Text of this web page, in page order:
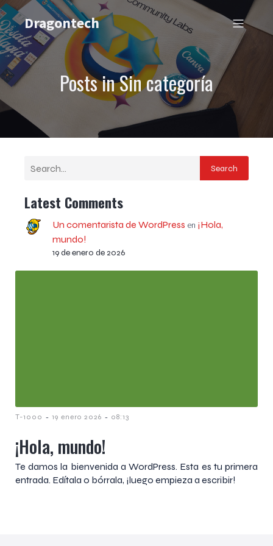
Dragontech
Posts in Sin categoría
Search
Latest Comments
Un comentarista de WordPress en ¡Hola,
mundo!
19 de enero de 2026
T-1000 - 19 enero 2026 - 08:13
¡Hola, mundo!
Te damos la bienvenida a WordPress. Esta es tu primera
entrada. Edítala o bórrala, ¡luego empieza a escribir!